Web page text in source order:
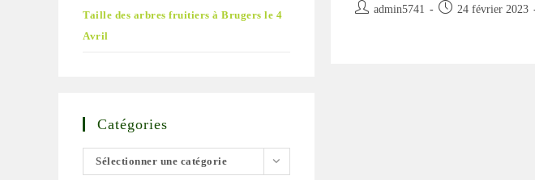
Auteur/autrice
admin5741
Publication
24 février 2023
Taille des arbres fruitiers à Brugers le 4
Avril
Catégories
Catégories
Sélectionner une catégorie